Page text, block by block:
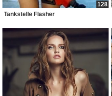
128
Tankstelle Flasher